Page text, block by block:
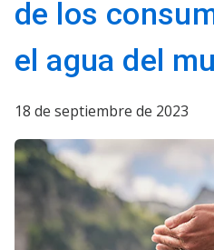
de los
el agua del
18 de septiembre de 2023